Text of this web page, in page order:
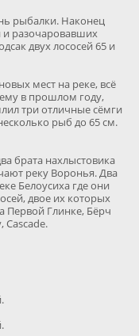
рыбалки. Наконец
разочаровавших
двух лососей 65 и
мест на реке, всё
в прошлом году,
три отличные сёмги
рыб до 65 см.
брата нахлыстовика
реку Воронья. Два
Белоусиха где они
двое их которых
Первой Глинке, Бёрч